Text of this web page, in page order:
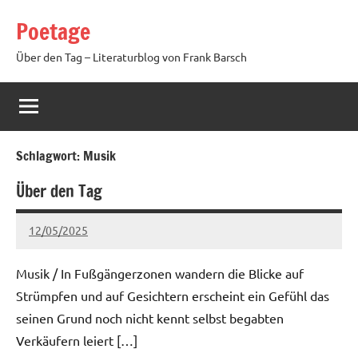
Inhalt
springen
Poetage
Über den Tag – Literaturblog von Frank Barsch
Schlagwort: Musik
Über den Tag
12/05/2025
Ria
Keine
Musik / In Fußgängerzonen wandern die Blicke auf
Strümpfen und auf Gesichtern erscheint ein Gefühl das
seinen Grund noch nicht kennt selbst begabten
Verkäufern leiert […]